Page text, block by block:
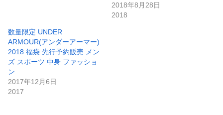
2018年8月28日
2018
数量限定 UNDER
ARMOUR(アンダーアーマー)
2018 福袋 先行予約販売 メン
ズ スポーツ 中身 ファッショ
ン
2017年12月6日
2017